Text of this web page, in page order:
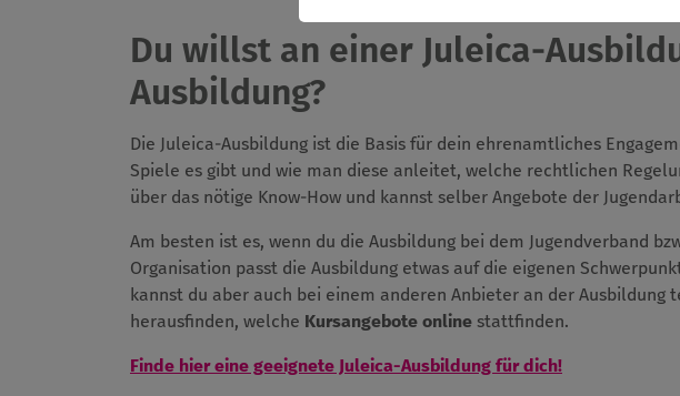
Du willst an einer Juleica-
Ausbildung?
Die Juleica-Ausbildung ist die Basis für dein ehrenamtliches
Spiele es gibt und wie man diese anleitet, welche rechtlichen
über das nötige Know-How und kannst selber Angebote der
Am besten ist es, wenn du die Ausbildung bei dem Jugendverband
Organisation passt die Ausbildung etwas auf die eigenen
kannst du aber auch bei einem anderen Anbieter an der Ausbildung
herausfinden, welche Kursangebote online stattfinden.
Finde hier eine geeignete Juleica-Ausbildung für dich!